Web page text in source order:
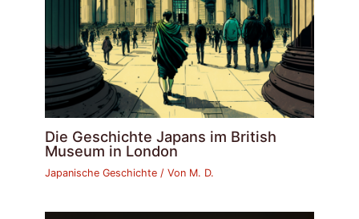
Die Geschichte Japans im British
Museum in London
Japanische Geschichte / Von M. D.